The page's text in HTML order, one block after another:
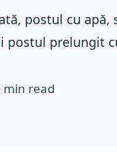
postul cu apă,
postul prelungit
min read